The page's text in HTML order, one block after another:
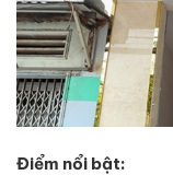
Điểm nổi bật: